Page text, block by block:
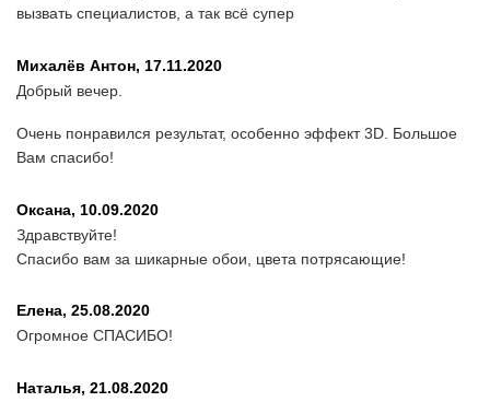
вызвать специалистов, а так всё супер
Михалёв Антон, 17.11.2020
Добрый вечер.
Очень понравился результат, особенно эффект 3D. Большое
Вам спасибо!
Оксана, 10.09.2020
Здравствуйте!
Спасибо вам за шикарные обои, цвета потрясающие!
Елена, 25.08.2020
Огромное СПАСИБО!
Наталья, 21.08.2020